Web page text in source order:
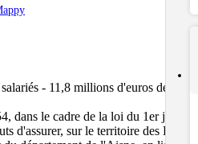
- 11,8 millions d'euros de
dans le cadre de la loi du 1er juillet
d'assurer, sur le territoire des Hauts